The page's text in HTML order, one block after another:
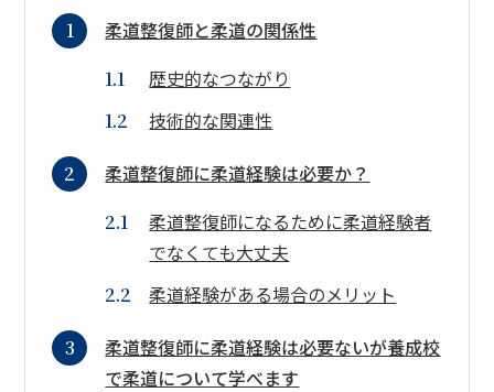
柔道整復師と柔道の関係性
歴史的なつながり
技術的な関連性
柔道整復師に柔道経験は必要か？
柔道整復師になるために柔道経験者
でなくても大丈夫
柔道経験がある場合のメリット
柔道整復師に柔道経験は必要ないが養成校
で柔道について学べます